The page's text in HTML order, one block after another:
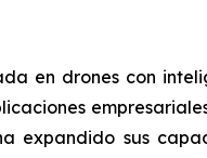
en drones con
expandido sus